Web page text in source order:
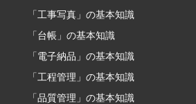
「工事写真」の基本知識
「台帳」の基本知識
「電子納品」の基本知識
「工程管理」の基本知識
「品質管理」の基本知識